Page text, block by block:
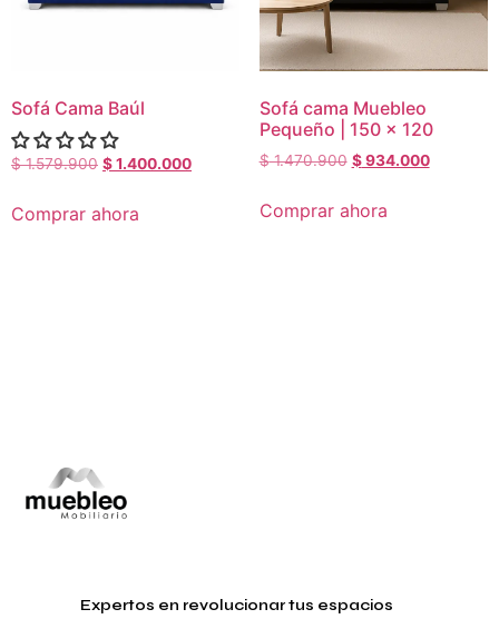
Sofá Cama Baúl
$1.579.900 $1.400.000
Comprar ahora
Sofá cama Muebleo
Pequeño | 150 x 120
$1.470.900 $934.000
Comprar ahora
Expertos en revolucionar tus espacios